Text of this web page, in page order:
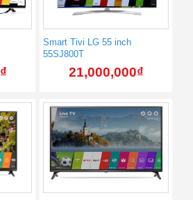
₫
Smart Tivi LG 55 inch
55SJ800T
21,000,000₫